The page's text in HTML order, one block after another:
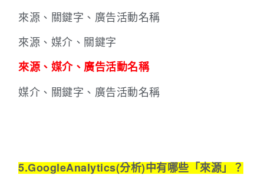
來源、關鍵字、廣告活動名稱
來源、媒介、關鍵字
來源、媒介、廣告活動名稱
媒介、關鍵字、廣告活動名稱
5.GoogleAnalytics(分析)中有哪些「來源」？